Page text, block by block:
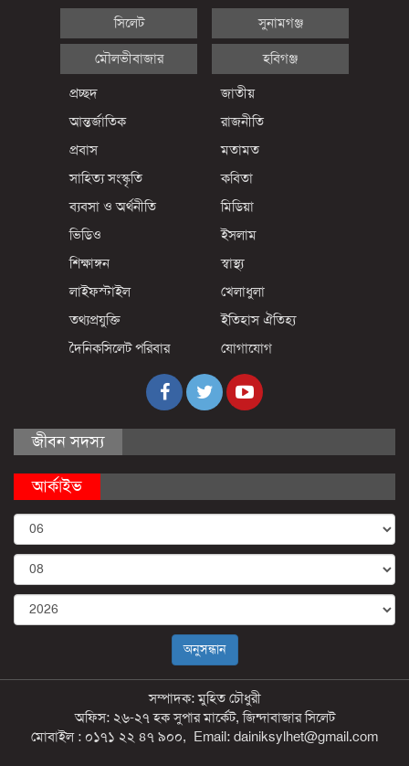
সিলেট সুনামগঞ্জ
মৌলভীবাজার হবিগঞ্জ
প্রচ্ছদ
জাতীয়
আন্তর্জাতিক
রাজনীতি
প্রবাস
মতামত
সাহিত্য সংস্কৃতি
কবিতা
ব্যবসা ও অর্থনীতি
মিডিয়া
ভিডিও
ইসলাম
শিক্ষাঙ্গন
স্বাস্থ্য
লাইফস্টাইল
খেলাধুলা
তথ্যপ্রযুক্তি
ইতিহাস ঐতিহ্য
দৈনিকসিলেট পরিবার
যোগাযোগ
জীবন সদস্য
আর্কাইভ
সম্পাদক: মুহিত চৌধুরী
অফিস: ২৬-২৭ হক সুপার মার্কেট, জিন্দাবাজার সিলেট
মোবাইল : ০১৭১ ২২ ৪৭ ৯০০, Email: dainiksylhet@gmail.com